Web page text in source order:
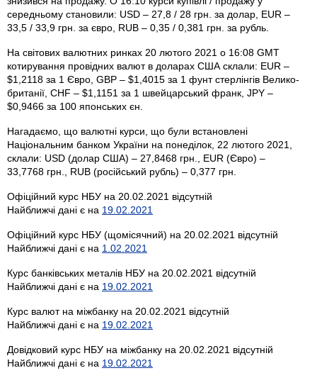
середньому становили: USD – 27,8 / 28 грн. за долар, EUR –
33,5 / 33,9 грн. за євро, RUB – 0,35 / 0,381 грн. за рубль.
На світових валютних ринках 20 лютого 2021 о 16:08 GMT
котирування провідних валют в доларах США склали: EUR –
$1,2118 за 1 Євро, GBP – $1,4015 за 1 фунт стерлінгів Велико­
британії, CHF – $1,1151 за 1 швейцарський франк, JPY –
$0,9466 за 100 японських єн.
Нагадаємо, що валютні курси, що були встановлені
Національним банком України на понеділок, 22 лютого 2021,
склали: USD (долар США) – 27,8468 грн., EUR (Євро) –
33,7768 грн., RUB (російський рубль) – 0,377 грн.
Офіційний курс НБУ на 20.02.2021 відсутній
Найближчі дані є на 19.02.2021
Офіційний курс НБУ (щомісячний) на 20.02.2021 відсутній
Найближчі дані є на 1.02.2021
Курс банківських металів НБУ на 20.02.2021 відсутній
Найближчі дані є на 19.02.2021
Курс валют на міжбанку на 20.02.2021 відсутній
Найближчі дані є на 19.02.2021
Довідковий курс НБУ на міжбанку на 20.02.2021 відсутній
Найближчі дані є на 19.02.2021